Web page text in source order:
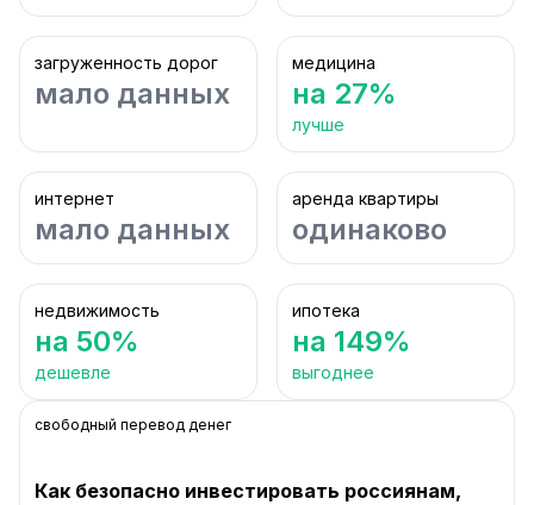
загруженность дорог
мало данных
медицина
на 27%
лучше
интернет
мало данных
аренда квартиры
одинаково
недвижимость
на 50%
дешевле
ипотека
на 149%
выгоднее
свободный перевод денег
Как безопасно инвестировать россиянам,